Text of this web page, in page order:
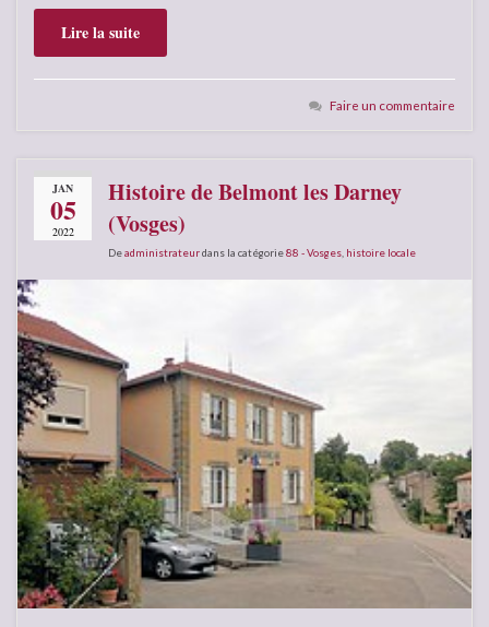
Lire la suite
Faire un commentaire
JAN
05
2022
Histoire de Belmont les Darney
(Vosges)
Deadministrateurdans la catégorie88 - Vosges histoire locale